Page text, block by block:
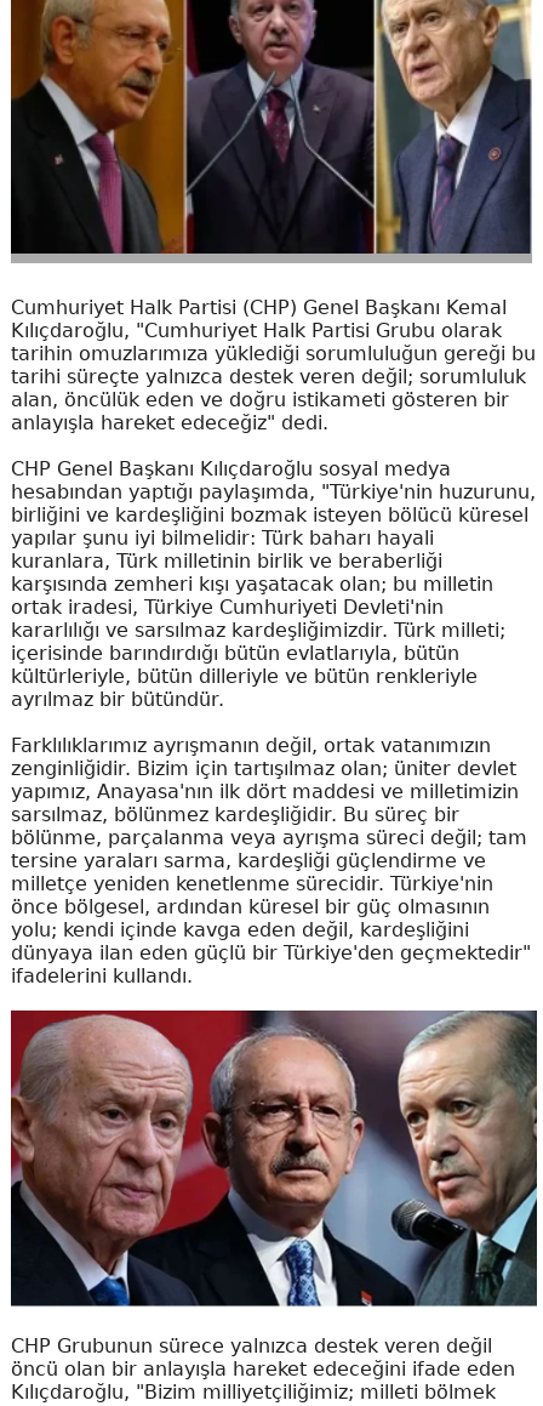
Cumhuriyet Halk Partisi (CHP) Genel Başkanı Kemal
Kılıçdaroğlu, "Cumhuriyet Halk Partisi Grubu olarak
tarihin omuzlarımıza yüklediği sorumluluğun gereği bu
tarihi süreçte yalnızca destek veren değil; sorumluluk
alan, öncülük eden ve doğru istikameti gösteren bir
anlayışla hareket edeceğiz" dedi.
CHP Genel Başkanı Kılıçdaroğlu sosyal medya
hesabından yaptığı paylaşımda, "Türkiye'nin huzurunu,
birliğini ve kardeşliğini bozmak isteyen bölücü küresel
yapılar şunu iyi bilmelidir: Türk baharı hayali
kuranlara, Türk milletinin birlik ve beraberliği
karşısında zemheri kışı yaşatacak olan; bu milletin
ortak iradesi, Türkiye Cumhuriyeti Devleti'nin
kararlılığı ve sarsılmaz kardeşliğimizdir. Türk milleti;
içerisinde barındırdığı bütün evlatlarıyla, bütün
kültürleriyle, bütün dilleriyle ve bütün renkleriyle
ayrılmaz bir bütündür.
Farklılıklarımız ayrışmanın değil, ortak vatanımızın
zenginliğidir. Bizim için tartışılmaz olan; üniter devlet
yapımız, Anayasa'nın ilk dört maddesi ve milletimizin
sarsılmaz, bölünmez kardeşliğidir. Bu süreç bir
bölünme, parçalanma veya ayrışma süreci değil; tam
tersine yaraları sarma, kardeşliği güçlendirme ve
milletçe yeniden kenetlenme sürecidir. Türkiye'nin
önce bölgesel, ardından küresel bir güç olmasının
yolu; kendi içinde kavga eden değil, kardeşliğini
dünyaya ilan eden güçlü bir Türkiye'den geçmektedir"
ifadelerini kullandı.
CHP Grubunun sürece yalnızca destek veren değil
öncü olan bir anlayışla hareket edeceğini ifade eden
Kılıçdaroğlu, "Bizim milliyetçiliğimiz; milleti bölmek